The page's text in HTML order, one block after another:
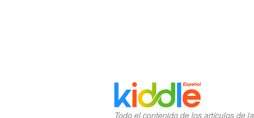
Todo el contenido de los artículos de la